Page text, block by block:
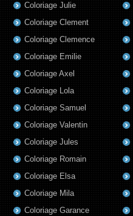
Coloriage Julie
Coloriage Clement
Coloriage Clemence
Coloriage Emilie
Coloriage Axel
Coloriage Lola
Coloriage Samuel
Coloriage Valentin
Coloriage Jules
Coloriage Romain
Coloriage Elsa
Coloriage Mila
Coloriage Garance